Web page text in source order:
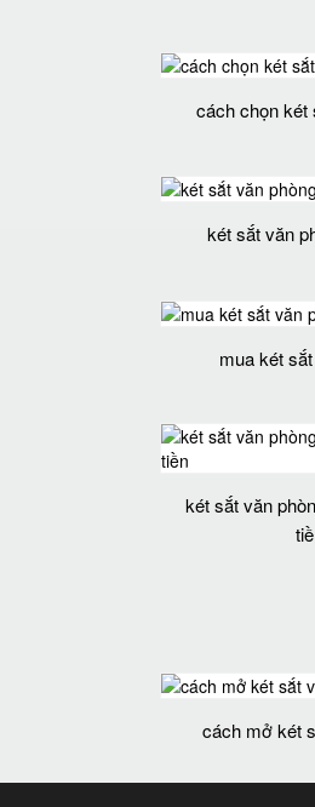
cách chọn két
két sắt văn
mua két
két sắt văn
cách mở két